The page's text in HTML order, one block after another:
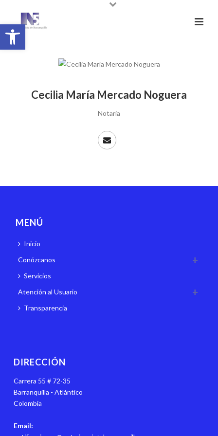
Cecilia María Mercado Noguera
Notaria
MENÚ
Inicio
Conózcanos
Servicios
Atención al Usuario
Transparencia
DIRECCIÓN
Carrera 55 # 72-35
Barranquilla - Atlántico
Colombia
Email:
Abrir barra de herramientas